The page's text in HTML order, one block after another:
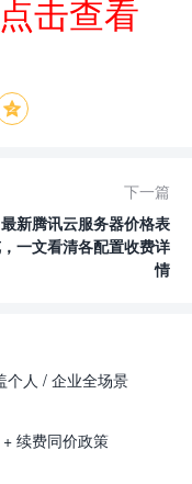
击查看

下一篇
新腾讯云服务器价格表
一文看清各配置收费详
情
个人 / 企业全场景
续费同价政策